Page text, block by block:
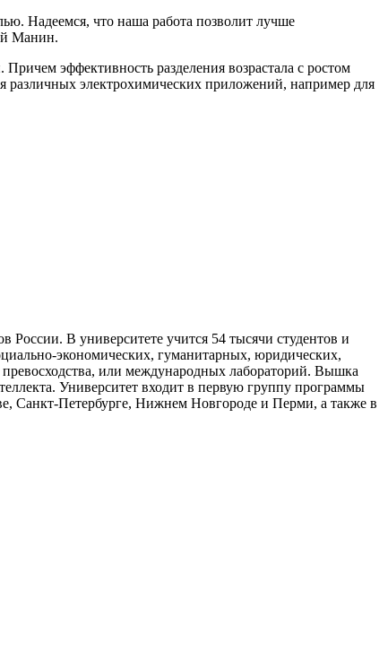
Надеемся, что наша работа позволит лучше
Манин.
эффективность разделения возрастала с ростом
различных электрохимических приложений, например для
В университете учится 54 тысячи студентов и
экономических, гуманитарных, юридических,
или международных лабораторий. Вышка
Университет входит в первую группу программы
Санкт-Петербурге, Нижнем Новгороде и Перми, а также в